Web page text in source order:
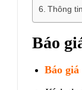
Thông
Báo
Báo